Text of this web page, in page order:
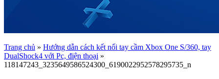
Trang chủ » Hướng dẫn cách kết nối tay cầm Xbox One S/360, tay
DualShock4 với Pc, điện thoại »
118147243_3235649586524300_6190022952578295735_n